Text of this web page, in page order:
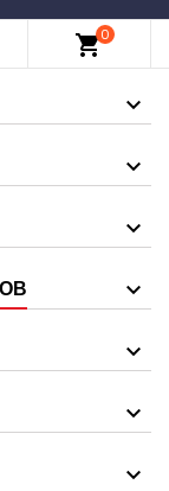
shopping_cart0